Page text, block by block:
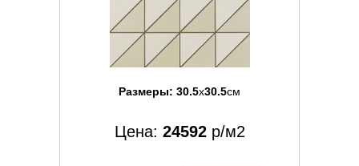
Размеры: 30.5x30.5см
Цена: 24592р/м2